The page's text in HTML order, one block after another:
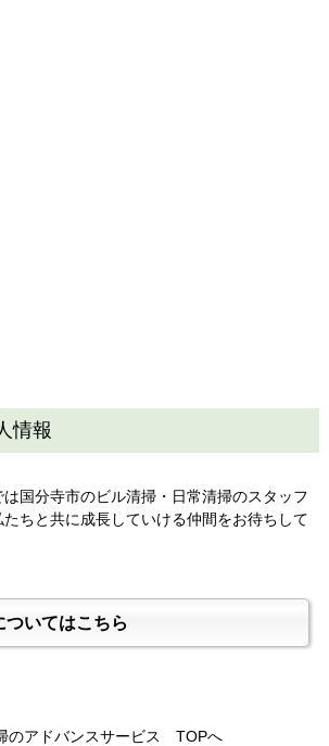
情報
国分寺市のビル清掃・日常清掃のスタッフ
ちと共に成長していける仲間をお待ちして
いてはこちら
のアドバンスサービス TOPへ